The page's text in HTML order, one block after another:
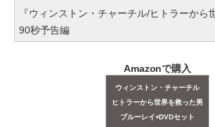
『ウィンストン・チャーチル/ヒトラーから
90秒予告編
Amazonで購入
ウィンストン・チャーチル
ヒトラーから世界を救った男
ブルーレイ+DVDセット